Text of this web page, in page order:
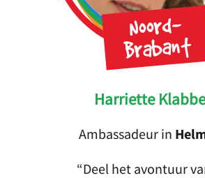
Noord-
Brabant
Harriette
Ambassadeur in
Deel het avontuur